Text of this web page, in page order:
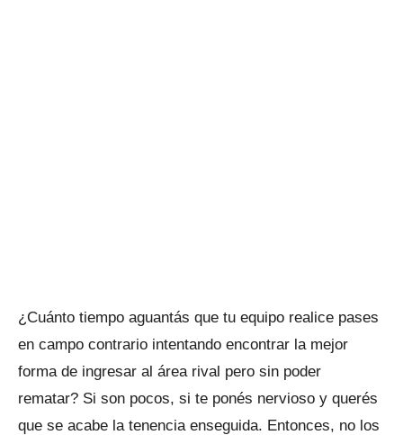
¿Cuánto tiempo aguantás que tu equipo realice pases
en campo contrario intentando encontrar la mejor
forma de ingresar al área rival pero sin poder
rematar? Si son pocos, si te ponés nervioso y querés
que se acabe la tenencia enseguida. Entonces, no los